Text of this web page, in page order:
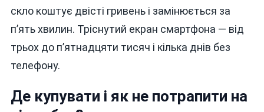
скло коштує двісті гривень і замінюється за
п’ять хвилин. Тріснутий екран смартфона — від
трьох до п’ятнадцяти тисяч і кілька днів без
телефону.
Де купувати і як не потрапити на